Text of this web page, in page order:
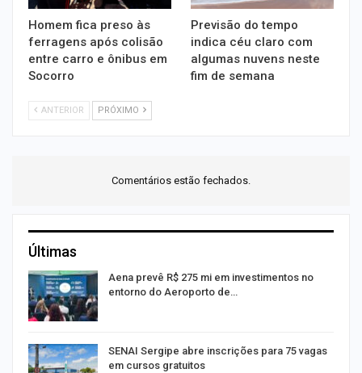
Homem fica preso às
ferragens após colisão
entre carro e ônibus em
Socorro
Previsão do tempo
indica céu claro com
algumas nuvens neste
fim de semana
ANTERIOR PRÓXIMO
Comentários estão fechados.
Últimas
Aena prevê R$ 275 mi em investimentos no
entorno do Aeroporto de…
SENAI Sergipe abre inscrições para 75 vagas
em cursos gratuitos